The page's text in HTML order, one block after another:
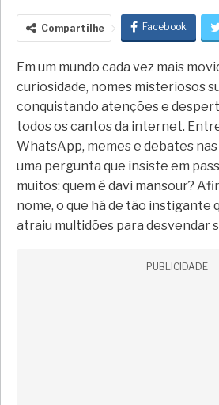
Compartilhe Facebook
Em um mundo cada vez mais
curiosidade, nomes misteriosos
conquistando atenções e
todos os cantos da internet.
WhatsApp, memes e debates
uma pergunta que insiste em
muitos: quem é davi mansour?
nome, o que há de tão instigante
atraiu multidões para desvendar
PUBLICIDADE